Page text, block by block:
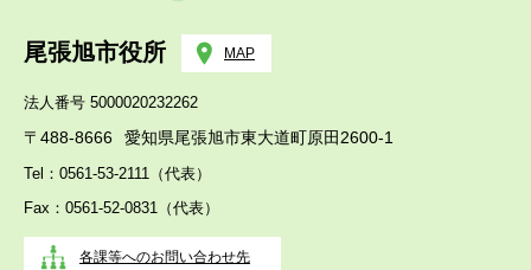
尾張旭市役所 MAP
法人番号 5000020232262
〒488-8666 愛知県尾張旭市東大道町原田2600-1
Tel：0561-53-2111（代表）
Fax：0561-52-0831（代表）
各課等へのお問い合わせ先